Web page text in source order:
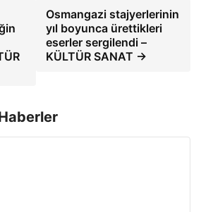
Osmangazi stajyerlerinin
yıl boyunca ürettikleri
eserler sergilendi –
KÜLTÜR SANAT →